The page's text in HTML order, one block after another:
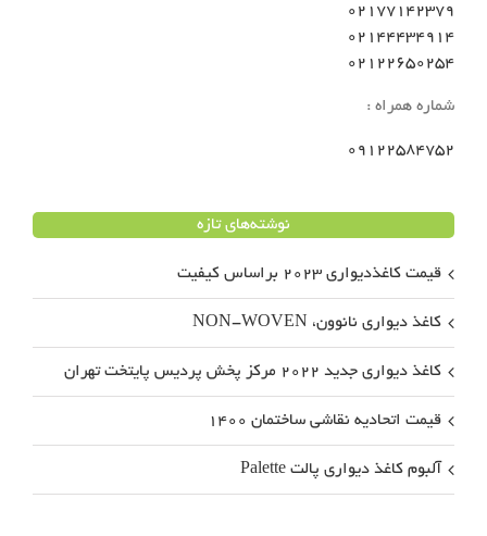
02177142379
02144434914
02122650254
شماره همراه :
09122584752
نوشته‌های تازه
قیمت کاغذدیواری ۲۰۲۳ براساس کیفیت
کاغذ دیواری نانوون، NON-WOVEN
کاغذ دیواری جدید ۲۰۲۲ مرکز پخش پردیس پایتخت تهران
قیمت اتحادیه نقاشی ساختمان ۱۴۰۰
آلبوم کاغذ دیواری پالت Palette